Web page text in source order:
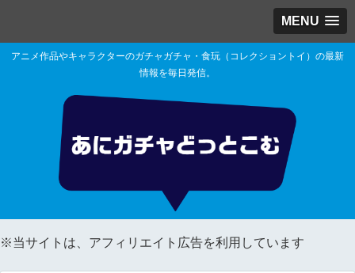
MENU
アニメ作品やキャラクターのガチャガチャ・食玩（コレクショントイ）の最新
情報を毎日発信。
※当サイトは、アフィリエイト広告を利用しています